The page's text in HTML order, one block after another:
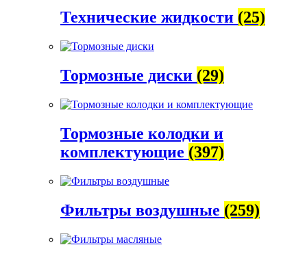
Технические жидкости (25)
Тормозные диски (29)
Тормозные колодки и
комплектующие (397)
Фильтры воздушные (259)